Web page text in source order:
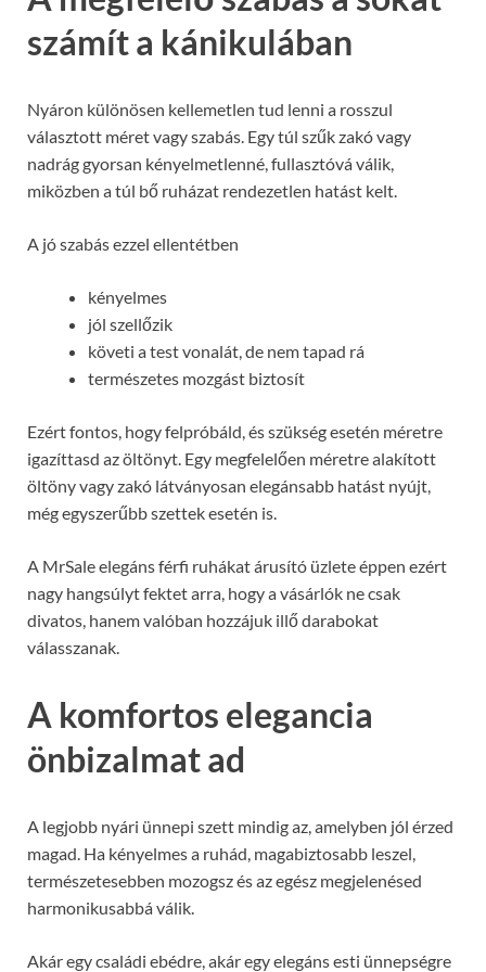
számít a kánikulában
Nyáron különösen kellemetlen tud lenni a rosszul
választott méret vagy szabás. Egy túl szűk zakó vagy
nadrág gyorsan kényelmetlenné, fullasztóvá válik,
miközben a túl bő ruházat rendezetlen hatást kelt.
A jó szabás ezzel ellentétben
kényelmes
jól szellőzik
követi a test vonalát, de nem tapad rá
természetes mozgást biztosít
Ezért fontos, hogy felpróbáld, és szükség esetén méretre
igazíttasd az öltönyt. Egy megfelelően méretre alakított
öltöny vagy zakó látványosan elegánsabb hatást nyújt,
még egyszerűbb szettek esetén is.
A MrSale elegáns férfi ruhákat árusító üzlete éppen ezért
nagy hangsúlyt fektet arra, hogy a vásárlók ne csak
divatos, hanem valóban hozzájuk illő darabokat
válasszanak.
A komfortos elegancia
önbizalmat ad
A legjobb nyári ünnepi szett mindig az, amelyben jól érzed
magad. Ha kényelmes a ruhád, magabiztosabb leszel,
természetesebben mozogsz és az egész megjelenésed
harmonikusabbá válik.
Akár egy családi ebédre, akár egy elegáns esti ünnepségre